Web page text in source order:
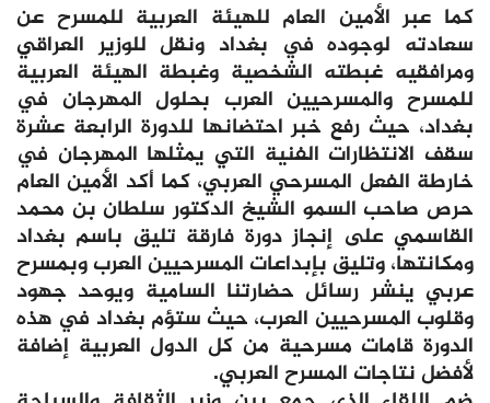
كما عبر الأمين العام للهيئة العربية للمسرح عن
سعادته لوجوده في بغداد ونقل للوزير العراقي
ومرافقيه غبطته الشخصية وغبطة الهيئة العربية
للمسرح والمسرحيين العرب بحلول المهرجان في
بغداد، حيث رفع خبر احتضانها للدورة الرابعة عشرة
سقف الانتظارات الفنية التي يمثلها المهرجان في
خارطة الفعل المسرحي العربي، كما أكد الأمين العام
حرص صاحب السمو الشيخ الدكتور سلطان بن محمد
القاسمي على إنجاز دورة فارقة تليق باسم بغداد
ومكانتها، وتليق بإبداعات المسرحيين العرب وبمسرح
عربي ينشر رسائل حضارتنا السامية ويوحد جهود
وقلوب المسرحيين العرب، حيث ستؤم بغداد في هذه
الدورة قامات مسرحية من كل الدول العربية إضافة
لأفضل نتاجات المسرح العربي.